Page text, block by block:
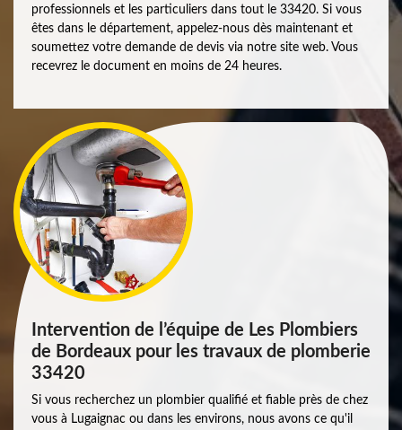
professionnels et les particuliers dans tout le 33420. Si vous
êtes dans le département, appelez-nous dès maintenant et
soumettez votre demande de devis via notre site web. Vous
recevrez le document en moins de 24 heures.
Intervention de l’équipe de Les Plombiers
de Bordeaux pour les travaux de plomberie
33420
Si vous recherchez un plombier qualifié et fiable près de chez
vous à Lugaignac ou dans les environs, nous avons ce qu'il